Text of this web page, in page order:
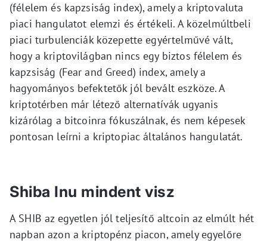
(félelem és kapzsiság index), amely a kriptovaluta
piaci hangulatot elemzi és értékeli. A közelmúltbeli
piaci turbulenciák közepette egyértelművé vált,
hogy a kriptovilágban nincs egy biztos félelem és
kapzsiság (Fear and Greed) index, amely a
hagyományos befektetők jól bevált eszköze. A
kriptotérben már létező alternatívák ugyanis
kizárólag a bitcoinra fókuszálnak, és nem képesek
pontosan leírni a kriptopiac általános hangulatát.
Shiba Inu mindent visz
A SHIB az egyetlen jól teljesítő altcoin az elmúlt hét
napban azon a kriptopénz piacon, amely egyelőre